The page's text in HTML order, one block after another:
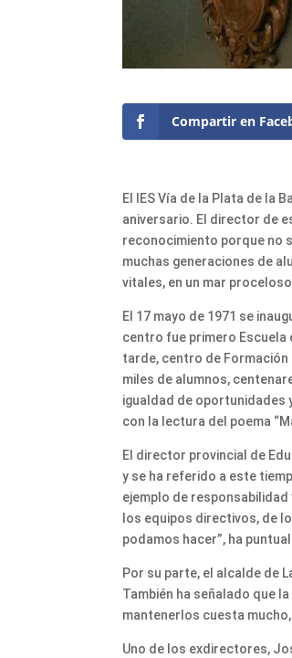
Compartir en
El IES Vía de la Plata de la
aniversario. El director de
reconocimiento porque no
muchas generaciones de
vitales, en un mar
El 17 mayo de 1971 se
centro fue primero
tarde, centro de Formación
miles de alumnos,
igualdad de oportunidades
con la lectura del poema
El director provincial de
y se ha referido a este
ejemplo de
los equipos directivos, de
podamos hacer”, ha
Por su parte, el alcalde de
También ha señalado que
mantenerlos cuesta
Uno de los exdirectores,